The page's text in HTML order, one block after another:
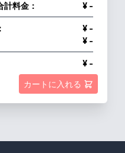
計料金：
¥ -
¥ -
¥ -
¥ -
カートに入れる